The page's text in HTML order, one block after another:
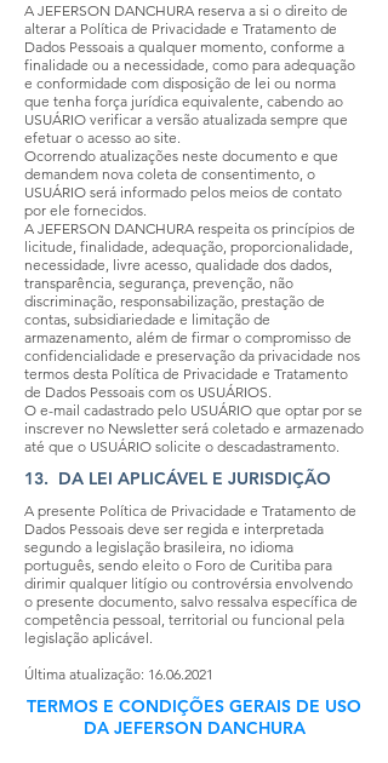
A JEFERSON DANCHURA reserva a si o direito de
alterar a Política de Privacidade e Tratamento de
Dados Pessoais a qualquer momento, conforme a
finalidade ou a necessidade, como para adequação
e conformidade com disposição de lei ou norma
que tenha força jurídica equivalente, cabendo ao
USUÁRIO verificar a versão atualizada sempre que
efetuar o acesso ao site.
Ocorrendo atualizações neste documento e que
demandem nova coleta de consentimento, o
USUÁRIO será informado pelos meios de contato
por ele fornecidos.
A JEFERSON DANCHURA respeita os princípios de
licitude, finalidade, adequação, proporcionalidade,
necessidade, livre acesso, qualidade dos dados,
transparência, segurança, prevenção, não
discriminação, responsabilização, prestação de
contas, subsidiariedade e limitação de
armazenamento, além de firmar o compromisso de
confidencialidade e preservação da privacidade nos
termos desta Política de Privacidade e Tratamento
de Dados Pessoais com os USUÁRIOS.
O e-mail cadastrado pelo USUÁRIO que optar por se
inscrever no Newsletter será coletado e armazenado
até que o USUÁRIO solicite o descadastramento.
13. DA LEI APLICÁVEL E JURISDIÇÃO
A presente Política de Privacidade e Tratamento de
Dados Pessoais deve ser regida e interpretada
segundo a legislação brasileira, no idioma
português, sendo eleito o Foro de Curitiba para
dirimir qualquer litígio ou controvérsia envolvendo
o presente documento, salvo ressalva específica de
competência pessoal, territorial ou funcional pela
legislação aplicável.
Última atualização: 16.06.2021
TERMOS E CONDIÇÕES GERAIS DE USO
DA JEFERSON DANCHURA